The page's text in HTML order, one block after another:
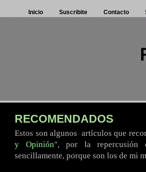
Inicio Suscribite Contacto
RECOMENDADOS
Estos son algunos artículos que
y Opinión", por la repercusión
sencillamente, porque son los de mi